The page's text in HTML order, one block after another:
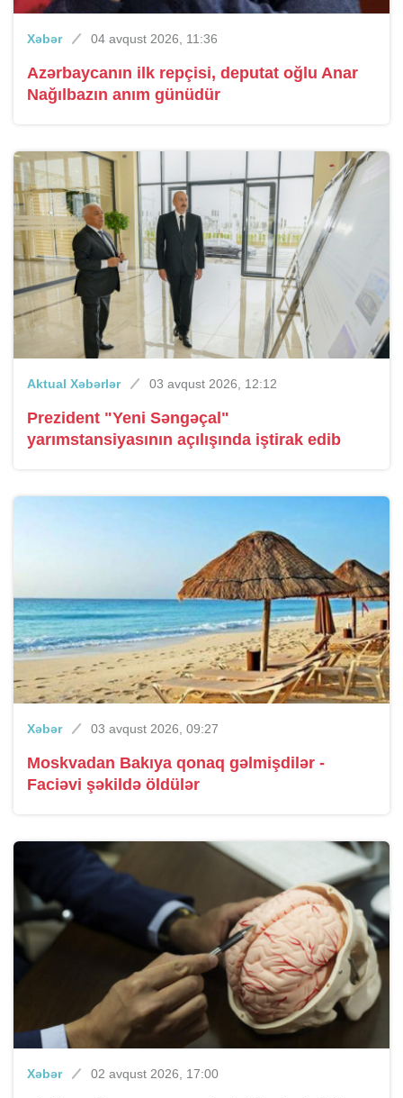
Xəbər 04 avqust 2026, 11:36
Azərbaycanın ilk repçisi, deputat oğlu Anar
Nağılbazın anım günüdür
Aktual Xəbərlər 03 avqust 2026, 12:12
Prezident "Yeni Səngəçal"
yarımstansiyasının açılışında iştirak edib
Xəbər 03 avqust 2026, 09:27
Moskvadan Bakıya qonaq gəlmişdilər -
Faciəvi şəkildə öldülər
Xəbər 02 avqust 2026, 17:00